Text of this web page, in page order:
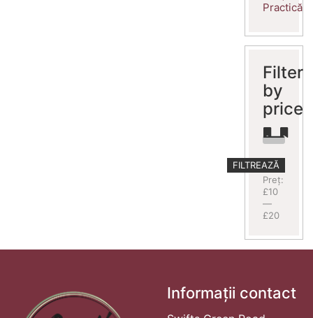
Practică
Filter
by
price
Preț
minim
Preț
maxim
FILTREAZĂ
Preț:
£10
—
£20
Informații contact